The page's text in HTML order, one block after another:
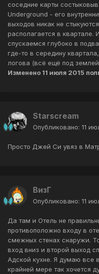
соседние карты
Underground - его
выходов никак не
располагается в квартале.
спускаемся глубоко в
где-то в середину
логова (всё ещё под
Изменено 11 июля 2015
Starscream
Опубликовано: 11
Просто Джей Си увяз в
ВизГ
Опубликовано: 11
Да там и Отель не
противоположно входу в
смежных стенах снаружи.
вход вниз и второй выход
Адской кухне. Я думаю все
крайней мере так хочется